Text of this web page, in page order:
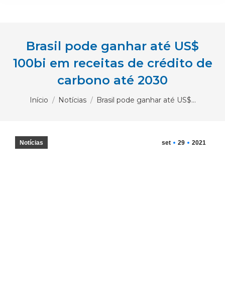
Brasil pode ganhar até US$
100bi em receitas de crédito de
carbono até 2030
Início Notícias Brasil pode ganhar até US$…
set 29 2021
Notícias